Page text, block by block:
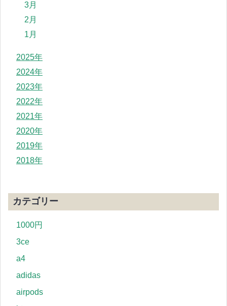
3月
2月
1月
2025年
2024年
2023年
2022年
2021年
2020年
2019年
2018年
カテゴリー
1000円
3ce
a4
adidas
airpods